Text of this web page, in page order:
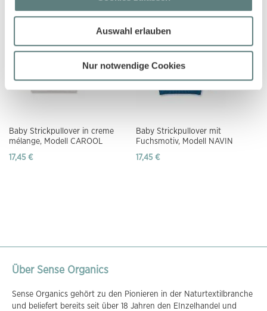
Auswahl erlauben
Nur notwendige Cookies
Baby Strickpullover in creme
mélange, Modell CAROOL
17,45 €
Baby Strickpullover mit
Fuchsmotiv, Modell NAVIN
17,45 €
Über Sense Organics
Sense Organics gehört zu den Pionieren in der Naturtextilbranche
und beliefert bereits seit über 18 Jahren den EInzelhandel und